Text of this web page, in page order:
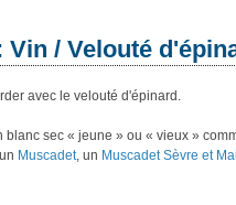
/ Velouté
avec le velouté d'épinard.
sec « jeune » ou « vieux »
Muscadet, un Muscadet Sèvre et